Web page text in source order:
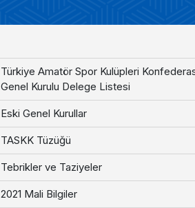
Türkiye Amatör Spor Kulüpleri
Genel Kurulu Delege Listesi
Eski Genel Kurullar
TASKK Tüzüğü
Tebrikler ve Taziyeler
2021 Mali Bilgiler